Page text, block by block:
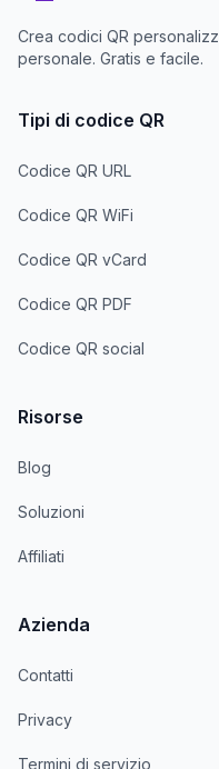
Crea codici QR
personale. Gratis e facile.
Tipi di codice QR
Codice QR URL
Codice QR WiFi
Codice QR vCard
Codice QR PDF
Codice QR social
Risorse
Blog
Soluzioni
Affiliati
Azienda
Contatti
Privacy
Termini di servizio